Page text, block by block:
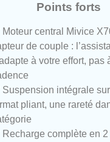
Points forts
Moteur central Mivice
de couple :
à votre effort, pas
Suspension intégrale
pliant, une rareté
Recharge complète en